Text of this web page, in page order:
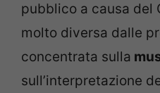
pubblico a causa del
molto diversa dalle
concentrata sulla
sull’interpretazione